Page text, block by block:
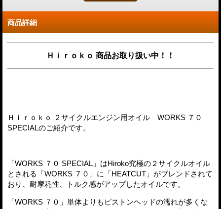
商品詳細
Ｈｉｒｏｋｏ 商品お取り扱い中！！
Ｈｉｒｏｋｏ ２サイクルエンジン用オイル WORKS ７０
SPECIALのご紹介です。
「WORKS ７０ SPECIAL」はHiroko究極の２サイクルオイル
とされる「WORKS ７０」に「HEATCUT」がブレンドされて
おり、耐摩耗性、トルク感がアップしたオイルです。
「WORKS ７０」単体よりもピストンヘッドの濡れが多くな